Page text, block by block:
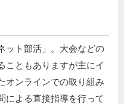
ット部活」。大会などの
こともありますが主にイ
オンラインでの取り組み
による直接指導を行って